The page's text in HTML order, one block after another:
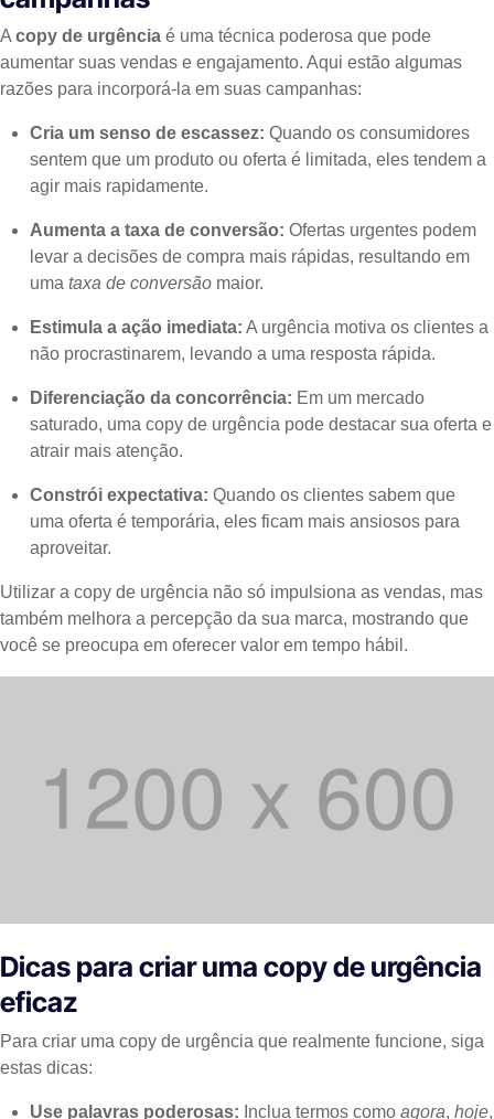
A copy de urgência é uma técnica poderosa que pode
aumentar suas vendas e engajamento. Aqui estão algumas
razões para incorporá-la em suas campanhas:
Cria um senso de escassez: Quando os consumidores
sentem que um produto ou oferta é limitada, eles tendem a
agir mais rapidamente.
Aumenta a taxa de conversão: Ofertas urgentes podem
levar a decisões de compra mais rápidas, resultando em
umataxa de conversão maior.
Estimula a ação imediata: A urgência motiva os clientes a
não procrastinarem, levando a uma resposta rápida.
Diferenciação da concorrência: Em um mercado
saturado, uma copy de urgência pode destacar sua oferta e
atrair mais atenção.
Constrói expectativa: Quando os clientes sabem que
uma oferta é temporária, eles ficam mais ansiosos para
aproveitar.
Utilizar a copy de urgência não só impulsiona as vendas, mas
também melhora a percepção da sua marca, mostrando que
você se preocupa em oferecer valor em tempo hábil.
Dicas para criar uma copy de urgência
eficaz
Para criar uma copy de urgência que realmente funcione, siga
estas dicas:
Use palavras poderosas: Inclua termos comoagora,hoje,